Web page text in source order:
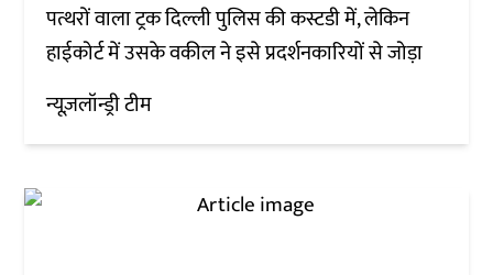
पत्थरों वाला ट्रक दिल्ली पुलिस की कस्टडी में, लेकिन
हाईकोर्ट में उसके वकील ने इसे प्रदर्शनकारियों से जोड़ा
न्यूज़लॉन्ड्री टीम